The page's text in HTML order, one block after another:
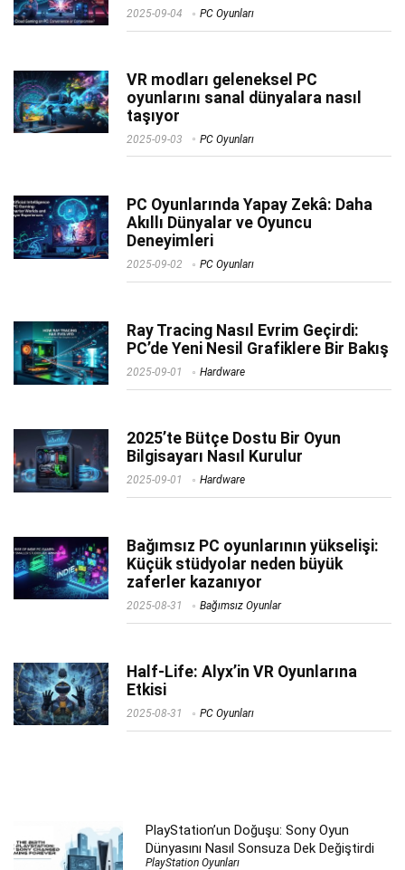
2025-09-04 PC Oyunları
VR modları geleneksel PC
oyunlarını sanal dünyalara nasıl
taşıyor
2025-09-03 PC Oyunları
PC Oyunlarında Yapay Zekâ: Daha
Akıllı Dünyalar ve Oyuncu
Deneyimleri
2025-09-02 PC Oyunları
Ray Tracing Nasıl Evrim Geçirdi:
PC’de Yeni Nesil Grafiklere Bir Bakış
2025-09-01 Hardware
2025’te Bütçe Dostu Bir Oyun
Bilgisayarı Nasıl Kurulur
2025-09-01 Hardware
Bağımsız PC oyunlarının yükselişi:
Küçük stüdyolar neden büyük
zaferler kazanıyor
2025-08-31 Bağımsız Oyunlar
Half-Life: Alyx’in VR Oyunlarına
Etkisi
2025-08-31 PC Oyunları
PlayStation’un Doğuşu: Sony Oyun
Dünyasını Nasıl Sonsuza Dek Değiştirdi
PlayStation Oyunları